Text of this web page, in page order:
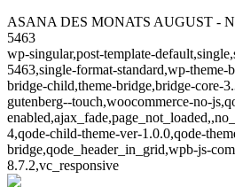
ASANA DES MONATS AUGUST -
5463
wp-singular,post-template-
5463,single-format-standard,wp-
bridge-child,theme-bridge,bridge-core-
gutenberg--touch,woocommerce-no-
4,qode-child-theme-ver-1.0.0,qode-
bridge,qode_header_in_grid,wpb-js-
8.7.2,vc_responsive